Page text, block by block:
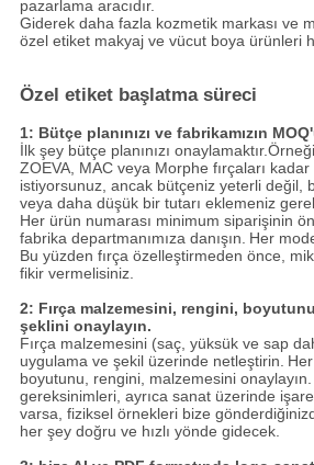
pazarlama aracıdır.
Giderek daha fazla kozmetik markası ve
özel etiket makyaj ve vücut boya ürünleri
Özel etiket başlatma süreci
1: Bütçe planınızı ve fabrikamızın
İlk şey bütçe planınızı
ZOEVA, MAC veya Morphe fırçaları kadar
istiyorsunuz, ancak bütçeniz yeterli değil,
veya daha düşük bir tutarı eklemeniz
Her ürün numarası minimum siparişinin
fabrika departmanımıza danışın. Her
Bu yüzden fırça özelleştirmeden önce,
fikir vermelisiniz.
2: Fırça malzemesini, rengini,
şeklini onaylayın.
Fırça malzemesini (saç, yüksük ve sap
uygulama ve şekil üzerinde netleştirin.
boyutunu, rengini, malzemesini onaylayın.
gereksinimleri, ayrıca sanat üzerinde
varsa, fiziksel örnekleri bize
her şey doğru ve hızlı yönde gidecek.